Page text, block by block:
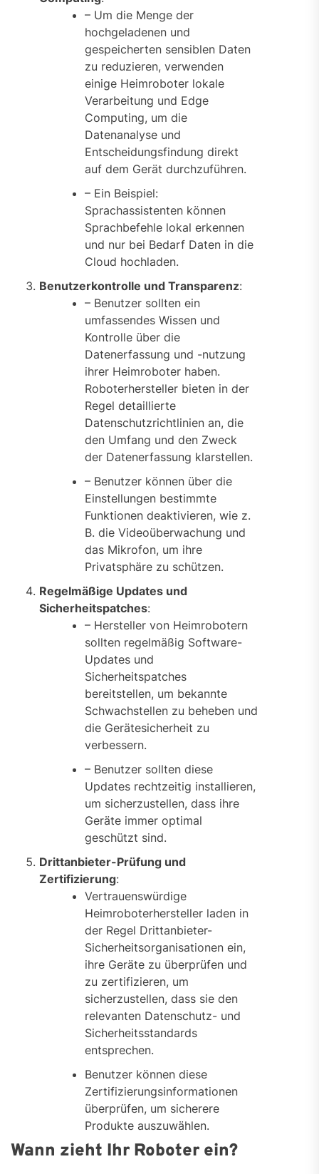
– Um die Menge der
hochgeladenen und
gespeicherten sensiblen Daten
zu reduzieren, verwenden
einige Heimroboter lokale
Verarbeitung und Edge
Computing, um die
Datenanalyse und
Entscheidungsfindung direkt
auf dem Gerät durchzuführen.
– Ein Beispiel:
Sprachassistenten können
Sprachbefehle lokal erkennen
und nur bei Bedarf Daten in die
Cloud hochladen.
Benutzerkontrolle und Transparenz:
– Benutzer sollten ein
umfassendes Wissen und
Kontrolle über die
Datenerfassung und -nutzung
ihrer Heimroboter haben.
Roboterhersteller bieten in der
Regel detaillierte
Datenschutzrichtlinien an, die
den Umfang und den Zweck
der Datenerfassung klarstellen.
– Benutzer können über die
Einstellungen bestimmte
Funktionen deaktivieren, wie z.
B. die Videoüberwachung und
das Mikrofon, um ihre
Privatsphäre zu schützen.
Regelmäßige Updates und
Sicherheitspatches:
– Hersteller von Heimrobotern
sollten regelmäßig Software-
Updates und
Sicherheitspatches
bereitstellen, um bekannte
Schwachstellen zu beheben und
die Gerätesicherheit zu
verbessern.
– Benutzer sollten diese
Updates rechtzeitig installieren,
um sicherzustellen, dass ihre
Geräte immer optimal
geschützt sind.
Drittanbieter-Prüfung und
Zertifizierung:
Vertrauenswürdige
Heimroboterhersteller laden in
der Regel Drittanbieter-
Sicherheitsorganisationen ein,
ihre Geräte zu überprüfen und
zu zertifizieren, um
sicherzustellen, dass sie den
relevanten Datenschutz- und
Sicherheitsstandards
entsprechen.
Benutzer können diese
Zertifizierungsinformationen
überprüfen, um sicherere
Produkte auszuwählen.
Wann zieht Ihr Roboter ein?